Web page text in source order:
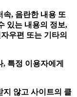
, 음란한 내용 또
있는 내용의 정보,
우편 또는 기타의
특정 이용자에게
않고 사이트의 클